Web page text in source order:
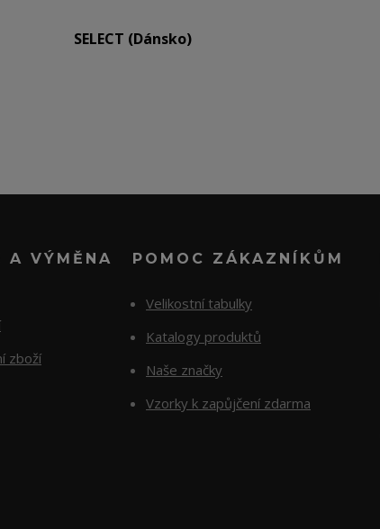
SELECT (Dánsko)
A VÝMĚNA
zboží
POMOC ZÁKAZNÍKŮM
Velikostní tabulky
Katalogy produktů
Naše značky
Vzorky k zapůjčení zdarma